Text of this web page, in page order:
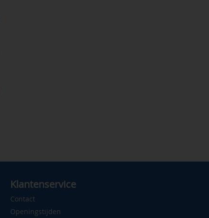
Klantenservice
Contact
Openingstijden